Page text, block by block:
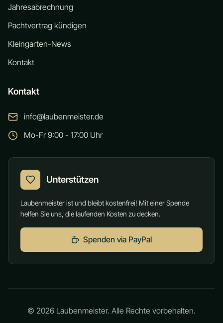
Jahresabrechnung
Pachtvertrag kündigen
Kleingarten-News
Kontakt
Kontakt
info@laubenmeister.de
Mo-Fr 9:00 - 17:00 Uhr
Unterstützen
Laubenmeister ist und bleibt kostenfrei! Mit einer Spende
helfen Sie uns, die laufenden Kosten zu decken.
Spenden via PayPal
© 2026 Laubenmeister. Alle Rechte vorbehalten.